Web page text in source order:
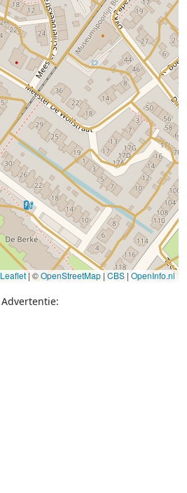
Leaflet | ©OpenStreetMap|CBS | OpenInfo.nl
Advertentie: